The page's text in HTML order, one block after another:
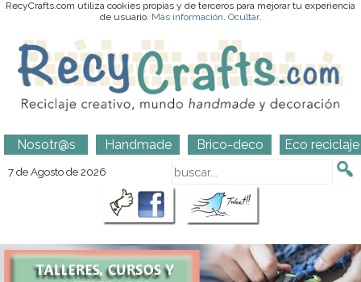
RecyCrafts.com utiliza cookies propias y de terceros para mejorar tu experiencia
de usuario. Más información. Ocultar.
Nosotr@s Handmade Brico-deco Eco reciclaje
7 de Agosto de 2026